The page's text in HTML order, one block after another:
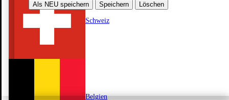
Als NEU speichern Speichern Löschen
Schweiz
Belgien